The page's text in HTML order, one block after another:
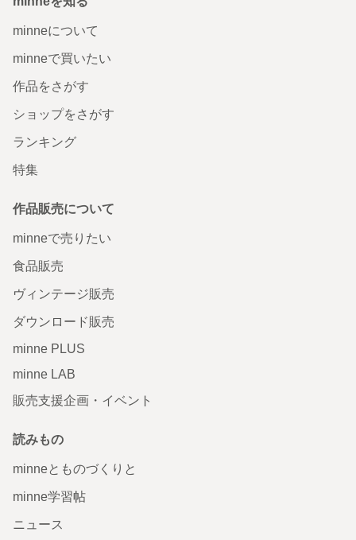
minneについて
minneで買いたい
作品をさがす
ショップをさがす
ランキング
特集
作品販売について
minneで売りたい
食品販売
ヴィンテージ販売
ダウンロード販売
minne PLUS
minne LAB
販売支援企画・イベント
読みもの
minneとものづくりと
minne学習帖
ニュース